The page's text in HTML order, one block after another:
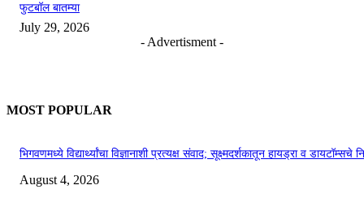
फुटबॉल बातम्या
July 29, 2026
- Advertisment -
MOST POPULAR
भिगवणमध्ये विद्यार्थ्यांचा विज्ञानाशी प्रत्यक्ष संवाद; सूक्ष्मदर्शकातून हायड्रा व डायटॉम्सचे
August 4, 2026